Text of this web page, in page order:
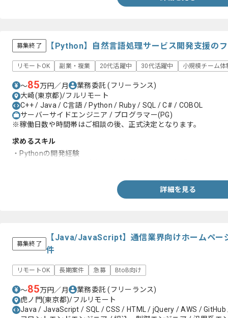
募集終了 【Python】自然言語処理サービス開発支援の
リモートOK 副業・複業 20代活躍中 30代活躍中 小規模チーム体
〜85万円／月 業務委託(フリーランス)
大崎(東京都)/フルリモート
C++ / Java / C言語 / Python / Ruby / SQL / C# / COBOL
サーバーサイドエンジニア / プログラマー(PG)
※稼働日数や時間帯はご相談の後、正式決定となります。
求めるスキル
・Pythonの開発経験
詳細を見る
募集終了
【Java/JavaScript】通信業界向けホームペー
件
リモートOK 長期案件 急募 BtoB向け
〜85万円／月 業務委託(フリーランス)
虎ノ門(東京都)/フルリモート
Java / JavaScript / SQL / CSS / HTML / jQuery / AWS /